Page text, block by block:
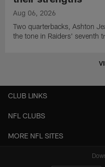
Aug 06, 2026
Two quarterbacks, Ashton
the tone in Raiders' seventh
CLUB LINKS
NFL CLUBS
MORE NFL SITES